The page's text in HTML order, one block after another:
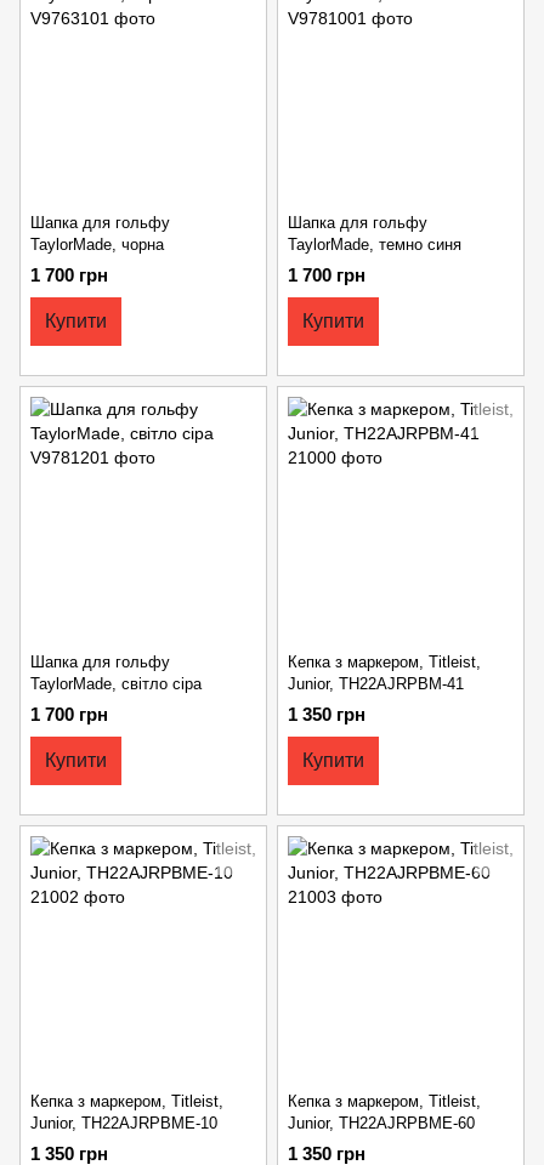
Шапка для гольфу
TaylorMade, чорна
1 700 грн
Купити
Шапка для гольфу
TaylorMade, темно синя
1 700 грн
Купити
Шапка для гольфу
TaylorMade, світло сіра
1 700 грн
Купити
Кепка з маркером, Titleist,
Junior, TH22AJRPBM-41
1 350 грн
Купити
Кепка з маркером, Titleist,
Junior, TH22AJRPBME-10
1 350 грн
Кепка з маркером, Titleist,
Junior, TH22AJRPBME-60
1 350 грн